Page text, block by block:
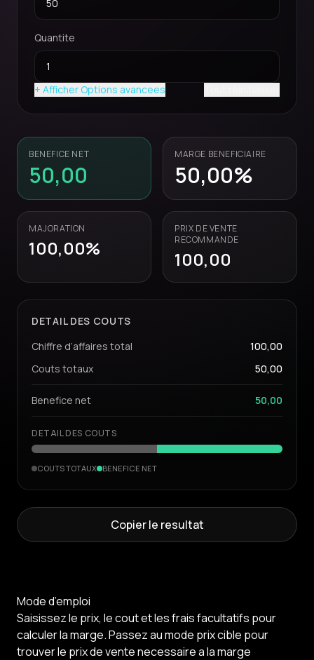
Quantite
+ Afficher Options avancees
BENEFICE NET
50,00
MARGE BENEFICIAIRE
50,00%
MAJORATION
100,00%
PRIX DE VENTE
RECOMMANDE
100,00
DETAIL DES COUTS
Chiffre d’affaires total
100,00
Couts totaux
50,00
Benefice net 50,00
DETAIL DES COUTS
COUTS TOTAUX BENEFICE NET
Copier le resultat
Mode d’emploi
Saisissez le prix, le cout et les frais facultatifs pour
calculer la marge. Passez au mode prix cible pour
trouver le prix de vente necessaire a la marge